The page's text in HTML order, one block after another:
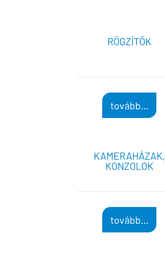
RÖGZÍTŐK
tovább...
KAMERAHÁZAK,
KONZOLOK
tovább...